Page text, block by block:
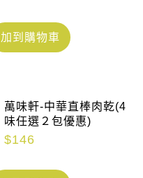
加到購物車
萬味軒-中華直棒肉乾(4
味任選２包優惠)
$146